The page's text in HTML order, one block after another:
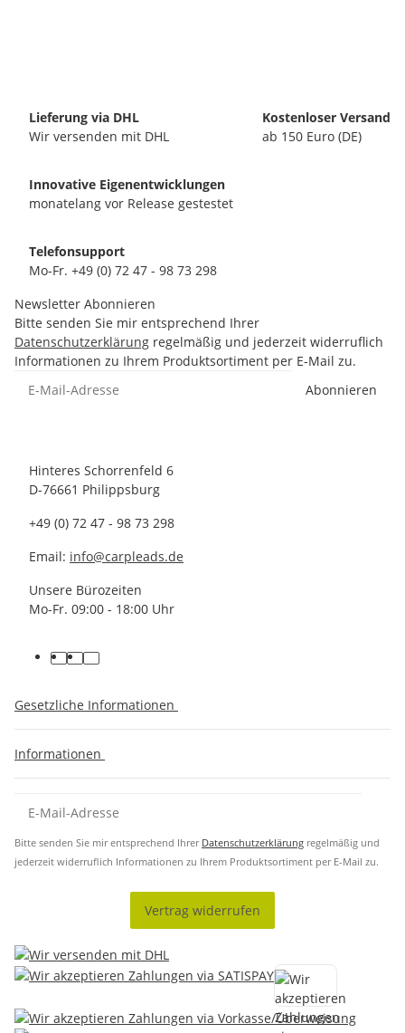
Lieferung via DHL
Wir versenden mit DHL
Kostenloser Versand
ab 150 Euro (DE)
Innovative Eigenentwicklungen
monatelang vor Release gestestet
Telefonsupport
Mo-Fr. +49 (0) 72 47 - 98 73 298
Newsletter Abonnieren
Bitte senden Sie mir entsprechend Ihrer
Datenschutzerklärung regelmäßig und jederzeit widerruflich
Informationen zu Ihrem Produktsortiment per E-Mail zu.
Abonnieren
Hinteres Schorrenfeld 6
D-76661 Philippsburg
+49 (0) 72 47 - 98 73 298
Email: info@carpleads.de
Unsere Bürozeiten
Mo-Fr. 09:00 - 18:00 Uhr
Gesetzliche Informationen
Informationen
Bitte senden Sie mir entsprechend Ihrer Datenschutzerklärung regelmäßig und
jederzeit widerruflich Informationen zu Ihrem Produktsortiment per E-Mail zu.
Vertrag widerrufen